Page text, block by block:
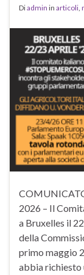
Diadmin in articoli
2026 – Il
a Bruxelles il
della
primo maggio
abbia richiesto